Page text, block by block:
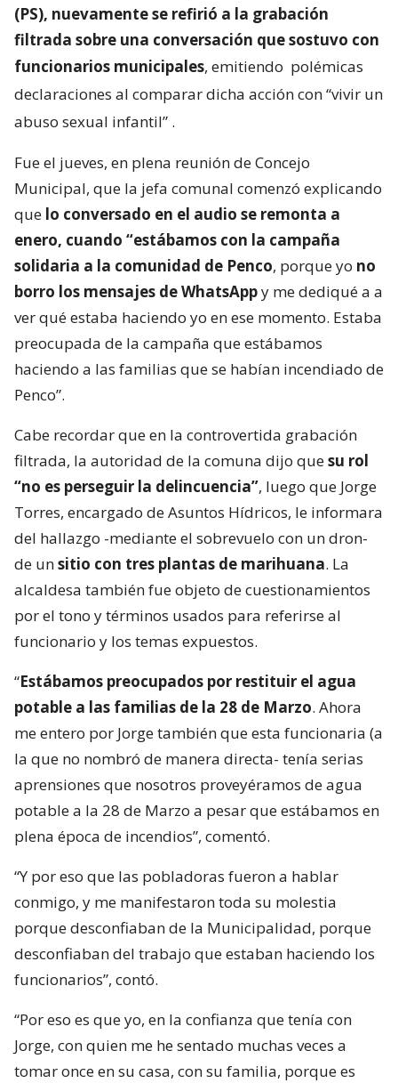
(PS), nuevamente se refirió a la grabación
filtrada sobre una conversación que sostuvo con
funcionarios municipales, emitiendo polémicas
declaraciones al comparar dicha acción con “vivir un
abuso sexual infantil” .
Fue el jueves, en plena reunión de Concejo
Municipal, que la jefa comunal comenzó explicando
que lo conversado en el audio se remonta a
enero, cuando “estábamos con la campaña
solidaria a la comunidad de Penco, porque yo no
borro los mensajes de WhatsAppy me dediqué a a
ver qué estaba haciendo yo en ese momento. Estaba
preocupada de la campaña que estábamos
haciendo a las familias que se habían incendiado de
Penco”.
Cabe recordar que en la controvertida grabación
filtrada, la autoridad de la comuna dijo quesu rol
“no es perseguir la delincuencia”, luego que Jorge
Torres, encargado de Asuntos Hídricos, le informara
del hallazgo -mediante el sobrevuelo con un dron-
de unsitio con tres plantas de marihuana. La
alcaldesa también fue objeto de cuestionamientos
por el tono y términos usados para referirse al
funcionario y los temas expuestos.
“Estábamos preocupados por restituir el agua
potable a las familias de la 28 de Marzo. Ahora
me entero por Jorge también que esta funcionaria (a
la que no nombró de manera directa- tenía serias
aprensiones que nosotros proveyéramos de agua
potable a la 28 de Marzo a pesar que estábamos en
plena época de incendios”, comentó.
“Y por eso que las pobladoras fueron a hablar
conmigo, y me manifestaron toda su molestia
porque desconfiaban de la Municipalidad, porque
desconfiaban del trabajo que estaban haciendo los
funcionarios”, contó.
“Por eso es que yo, en la confianza que tenía con
Jorge, con quien me he sentado muchas veces a
tomar once en su casa, con su familia, porque es